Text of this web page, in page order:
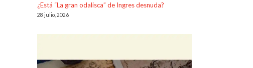
¿Está “La gran odalisca” de Ingres desnuda?
28 julio, 2026